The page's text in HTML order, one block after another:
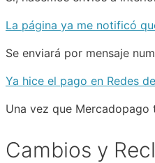
La página ya me notificó
Se enviará por mensaje
Ya hice el pago en Redes
Una vez que
Cambios y